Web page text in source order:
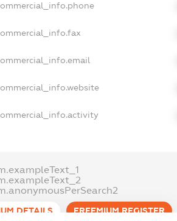
FREEMIUM.REGISTER